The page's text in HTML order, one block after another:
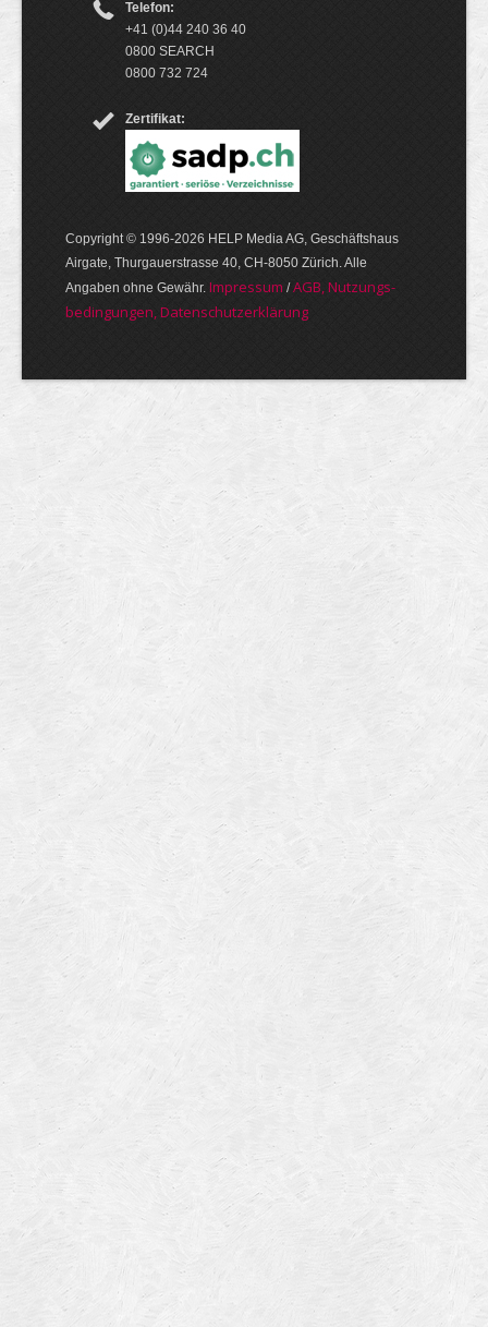
Telefon:
+41 (0)44 240 36 40
0800 SEARCH
0800 732 724
Zertifikat:
Copyright © 1996-2026 HELP Media AG, Geschäftshaus
Airgate, Thurgauer­strasse 40, CH-8050 Zürich. Alle
Angaben ohne Gewähr. Im­pres­sum /AGB, Nut­zungs­
bedin­gungen, Daten­schutz­er­klärung